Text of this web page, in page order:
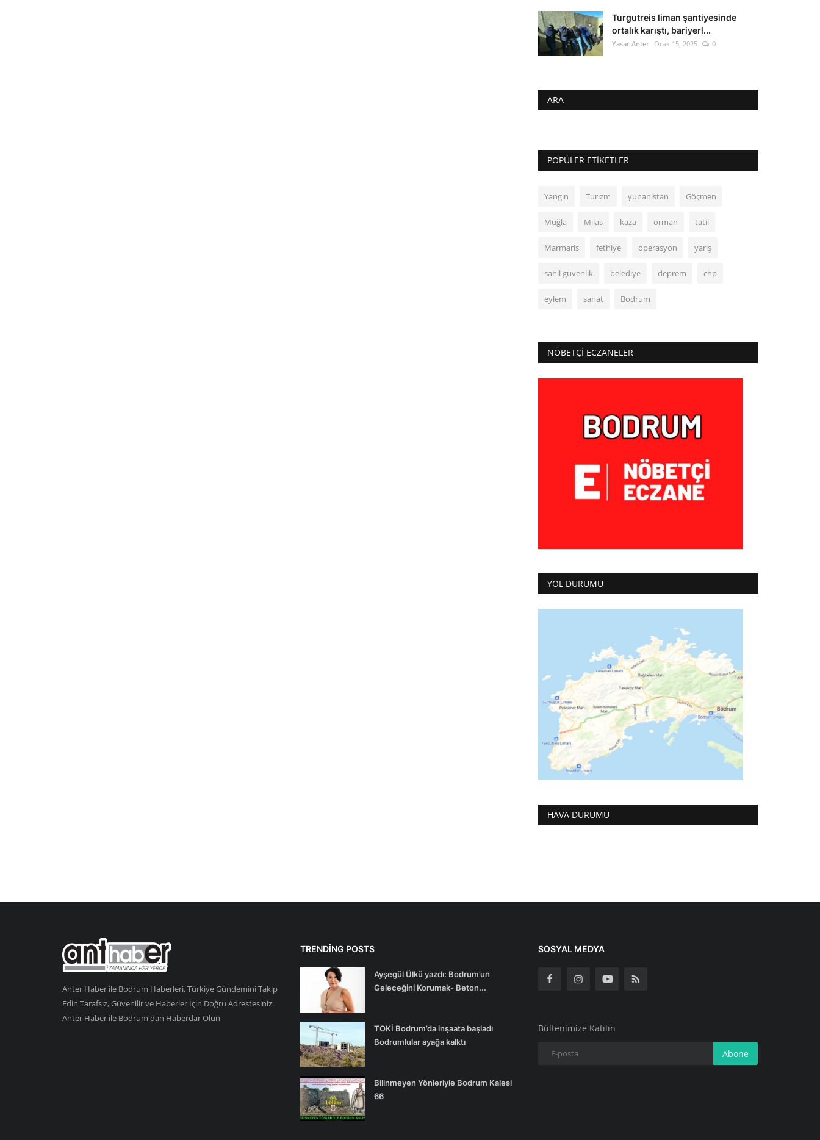
Turgutreis liman şantiyesinde
ortalık karıştı, bariyerl...
Yasar Anter Ocak 15, 2025 0
ARA
POPÜLER ETIKETLER
Yangın Turizm yunanistan Göçmen
Muğla Milas kaza orman tatil
Marmaris fethiye operasyon yarış
sahil güvenlik belediye deprem chp
eylem sanat Bodrum
NÖBETÇI ECZANELER
YOL DURUMU
HAVA DURUMU
Anter Haber ile Bodrum Haberleri, Türkiye Gündemini Takip
Edin Tarafsız, Güvenilir ve Haberler İçin Doğru Adrestesiniz.
Anter Haber ile Bodrum'dan Haberdar Olun
TRENDING POSTS
Ayşegül Ülkü yazdı: Bodrum’un
Geleceğini Korumak- Beton...
TOKİ Bodrum’da inşaata başladı
Bodrumlular ayağa kalktı
Bilinmeyen Yönleriyle Bodrum Kalesi
66
SOSYAL MEDYA
Bültenimize Katılın
Abone